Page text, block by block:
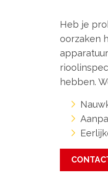
Heb je
oorzaken
hebben.